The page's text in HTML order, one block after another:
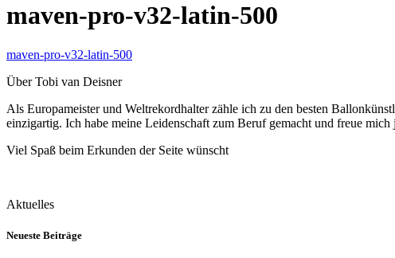
maven-pro-v32-latin-500
maven-pro-v32-latin-500
Über Tobi van Deisner
Als Europameister und Weltrekordhalter zähle ich zu den besten
einzigartig. Ich habe meine Leidenschaft zum Beruf gemacht und freue
Viel Spaß beim Erkunden der Seite wünscht
Aktuelles
Neueste Beiträge